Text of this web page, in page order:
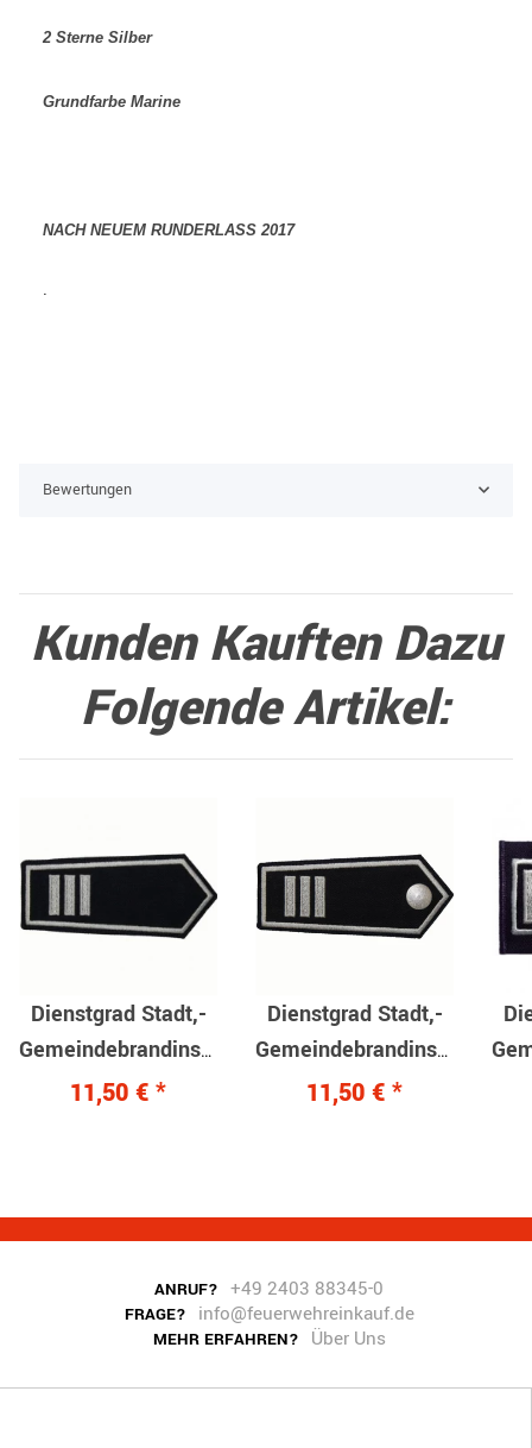
2 Sterne Silber
Grundfarbe Marine
NACH NEUEM RUNDERLASS 2017
.
Bewertungen
Kunden Kauften Dazu
Folgende Artikel:
Dienstgrad Stadt,-
Gemeindebrandinspektor
/ Brandamtmann
11,50 € *
Dienstgrad Stadt,-
Gemeindebrandinspektor
/ Brandamtmann
11,50 € *
ANRUF? +49 2403 88345-0
FRAGE? info@feuerwehreinkauf.de
MEHR ERFAHREN? Über Uns